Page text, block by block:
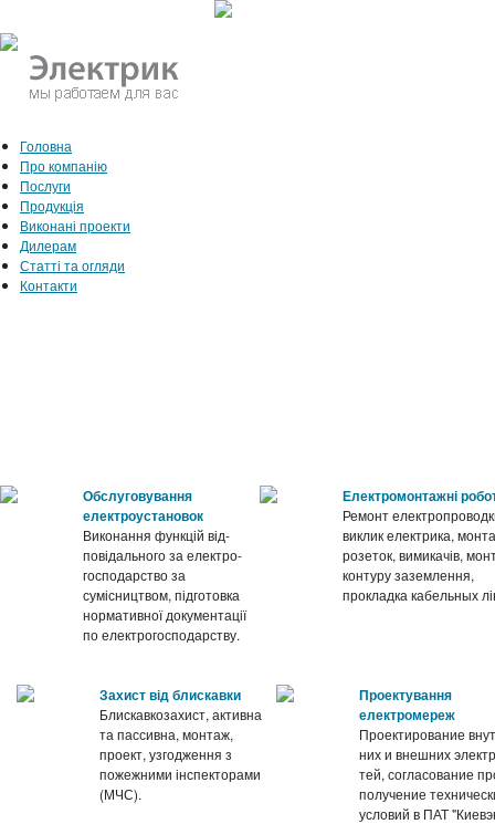
Головна
Про компанію
Послуги
Продукція
Виконані проекти
Дилерам
Статті та огляди
Контакти
Обслуговування
електроустановок
Виконання функцій від-
повідального за електро-
господарство за
сумісництвом, підготовка
нормативної документації
по електрогосподарству.
Електромонтажні
Ремонт
виклик електрика,
розеток, вимикачів,
контуру заземлення,
прокладка кабельных
Захист від блискавки
Блискавкозахист, активна
та пассивна, монтаж,
проект, узгодження з
пожежними інспекторами
(МЧС).
Проектування
електромереж
Проектирование
них и внешних
тей, согласование
получение
условий в ПАТ